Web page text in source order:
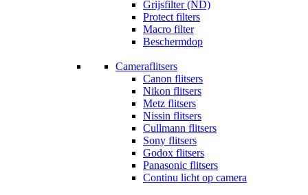
Grijsfilter (ND)
Protect filters
Macro filter
Beschermdop
Cameraflitsers
Canon flitsers
Nikon flitsers
Metz flitsers
Nissin flitsers
Cullmann flitsers
Sony flitsers
Godox flitsers
Panasonic flitsers
Continu licht op camera